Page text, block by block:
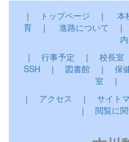
｜ トップページ ｜ 本
育 ｜ 進路について ｜
内
｜ 行事予定 ｜ 校長室
SSH ｜ 図書館 ｜ 保
室 ｜
｜ アクセス ｜ サイト
｜ 閲覧に